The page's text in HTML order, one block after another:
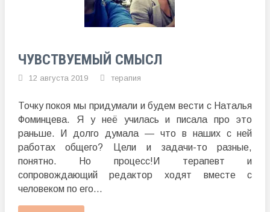
ЧУВСТВУЕМЫЙ СМЫСЛ
12 августа 2019 терапия
Точку покоя мы придумали и будем вести с Наталья
Фоминцева. Я у неё училась и писала про это
раньше. И долго думала — что в наших с ней
работах общего? Цели и задачи-то разные,
понятно. Но процесс!И терапевт и
сопровождающий редактор ходят вместе с
человеком по его...